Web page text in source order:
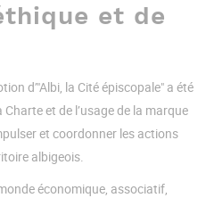
et de
d’"Albi, la Cité épiscopale" a été
et de l’usage de la marque
et coordonner les actions
albigeois.
économique, associatif,